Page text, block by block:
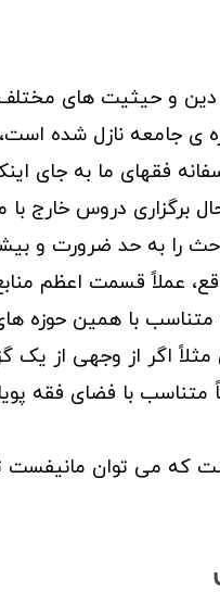
و حیثیت های مختلف
ی جامعه نازل شده
فقهای ما به جای
برگزاری دروس خارج
را به حد ضرورت و
عملاً قسمت اعظم
متناسب با همین حوزه
اگر از وجهی از یک
متناسب با فضای فقه
که می توان مانیفست